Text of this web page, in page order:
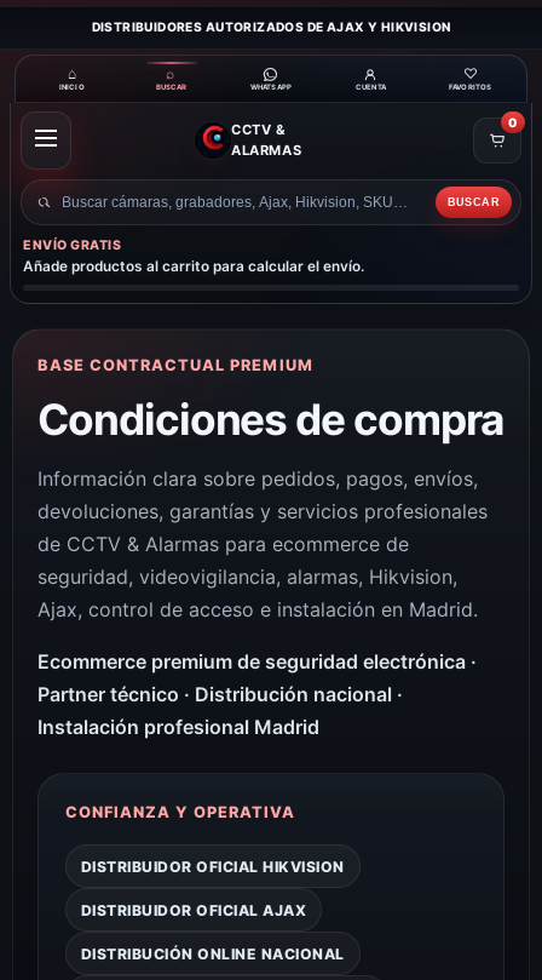
DISTRIBUIDORES AUTORIZADOS DE AJAX Y HIKVISION
⌂
INICIO
⌕
BUSCAR WHATSAPP CUENTA
♡
FAVORITOS
ABRIR
MENÚ
CCTV &
ALARMAS
Buscar
productos
BUSCAR
0
ENVÍO GRATIS
Añade productos al carrito para calcular el envío.
BASE CONTRACTUAL PREMIUM
Condiciones de compra
Información clara sobre pedidos, pagos, envíos,
devoluciones, garantías y servicios profesionales
de CCTV & Alarmas para ecommerce de
seguridad, videovigilancia, alarmas, Hikvision,
Ajax, control de acceso e instalación en Madrid.
Ecommerce premium de seguridad electrónica ·
Partner técnico · Distribución nacional ·
Instalación profesional Madrid
CONFIANZA Y OPERATIVA
DISTRIBUIDOR OFICIAL HIKVISION
DISTRIBUIDOR OFICIAL AJAX
DISTRIBUCIÓN ONLINE NACIONAL